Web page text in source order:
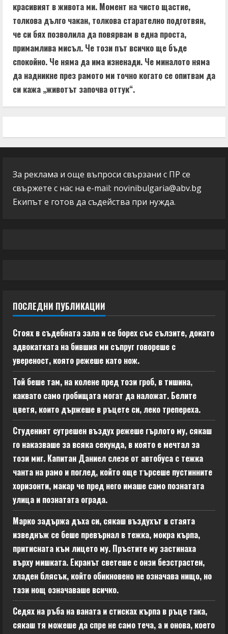
красивият в живота ми. Момент на чисто щастие,
толкова дълго чакан, толкова старателно подготвян,
че си бях позволила да повярвам в една проста,
примамлива мисъл. Че този път всичко ще бъде
спокойно. Че няма да има изненади. Че миналото няма
да надникне през рамото ми точно когато се опитвам да
си кажа „животът започва оттук“.
За реклама и още въпроси свързани с ПР се
свържете с нас на e-mail: novinibulgaria@abv.bg
Екипът е готов да съдейства при нужда.
ПОСЛЕДНИ ПУБЛИКАЦИИ
Стоях в съдебната зала и се борех със сълзите, докато
адвокатката на бившия ми съпруг говореше с
увереност, която режеше като нож.
Той беше там, на колене пред този гроб, в тишина,
каквато само гробищата могат да наложат. Белите
цветя, които държеше в ръцете си, леко трепереха.
Студеният сутрешен въздух режеше гърлото му, сякаш
го наказваше за всяка секунда, в която е мечтал за
този миг. Капитан Даниел слезе от автобуса с тежка
чанта на рамо и поглед, който още търсеше пустинните
хоризонти, макар че пред него имаше само познатата
улица и познатата ограда.
Марко задържа дъха си, сякаш въздухът в стаята
изведнъж се беше превърнал в тежка, мокра кърпа,
притисната към лицето му. Пръстите му застинаха
върху мишката. Екранът светеше с онзи безстрастен,
хладен блясък, който обикновено не означава нищо, но
тази нощ означаваше всичко.
Седях на ръба на ваната и стисках кърпа в ръце така,
сякаш тя можеше да спре не само теча, а и онова, което